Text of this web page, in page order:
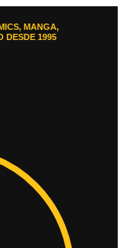
MANGA,
DESDE 1995